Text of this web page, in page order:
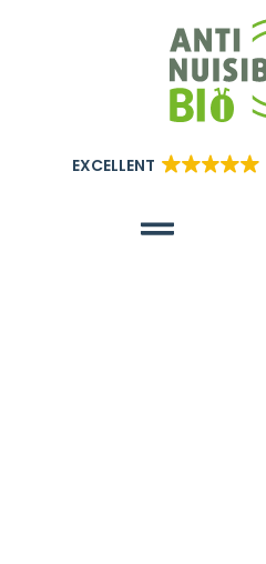
EXCELLENT